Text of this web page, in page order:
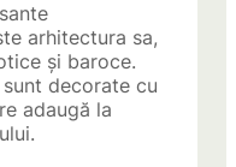
arhitectura sa,
și baroce.
decorate cu
adaugă la